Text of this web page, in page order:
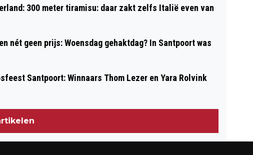
300 meter tiramisu: daar zakt zelfs Italië even van
nét geen prijs: Woensdag gehaktdag? In Santpoort was
Santpoort: Winnaars Thom Lezer en Yara Rolvink